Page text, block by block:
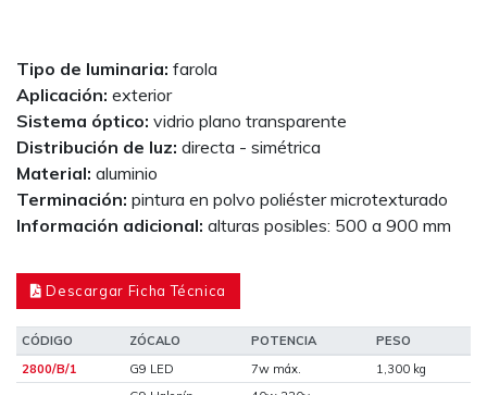
Tipo de luminaria: farola
Aplicación: exterior
Sistema óptico: vidrio plano transparente
Distribución de luz: directa - simétrica
Material: aluminio
Terminación: pintura en polvo poliéster microtexturado
Información adicional: alturas posibles: 500 a 900 mm
Descargar Ficha Técnica
CÓDIGO ZÓCALO POTENCIA
PESO
2800/B/1
G9 LED 7w máx.
1,300 kg